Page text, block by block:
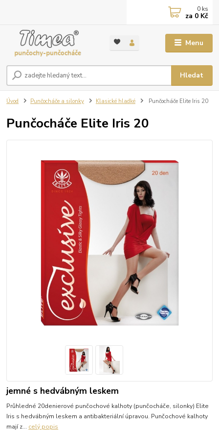
Menu
Hledat
0 ks
za 0 Kč
Úvod Punčocháče a silonky Klasické hladké Punčocháče Elite Iris 20
Punčocháče Elite Iris 20
jemné s hedvábným leskem
Průhledné 20denierové punčochové kalhoty (punčocháče, silonky) Elite
Iris s hedvábným leskem a antibakteriální úpravou. Punčochové kalhoty
mají z... celý popis